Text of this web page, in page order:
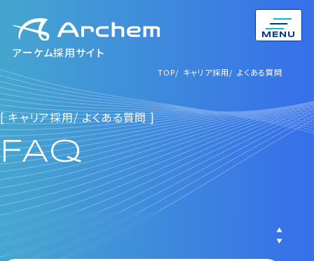
アーケム採用サイト
MENU
TOP キャリア採用 よくある質問
TOP キャリア採用 よくある質問
[ キャリア採用/ よくある質問 ]
FAQ